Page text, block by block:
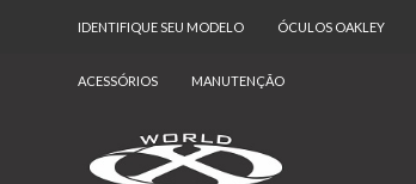
IDENTIFIQUE SEU MODELO ÓCULOS OAKLEY
ACESSÓRIOS MANUTENÇÃO